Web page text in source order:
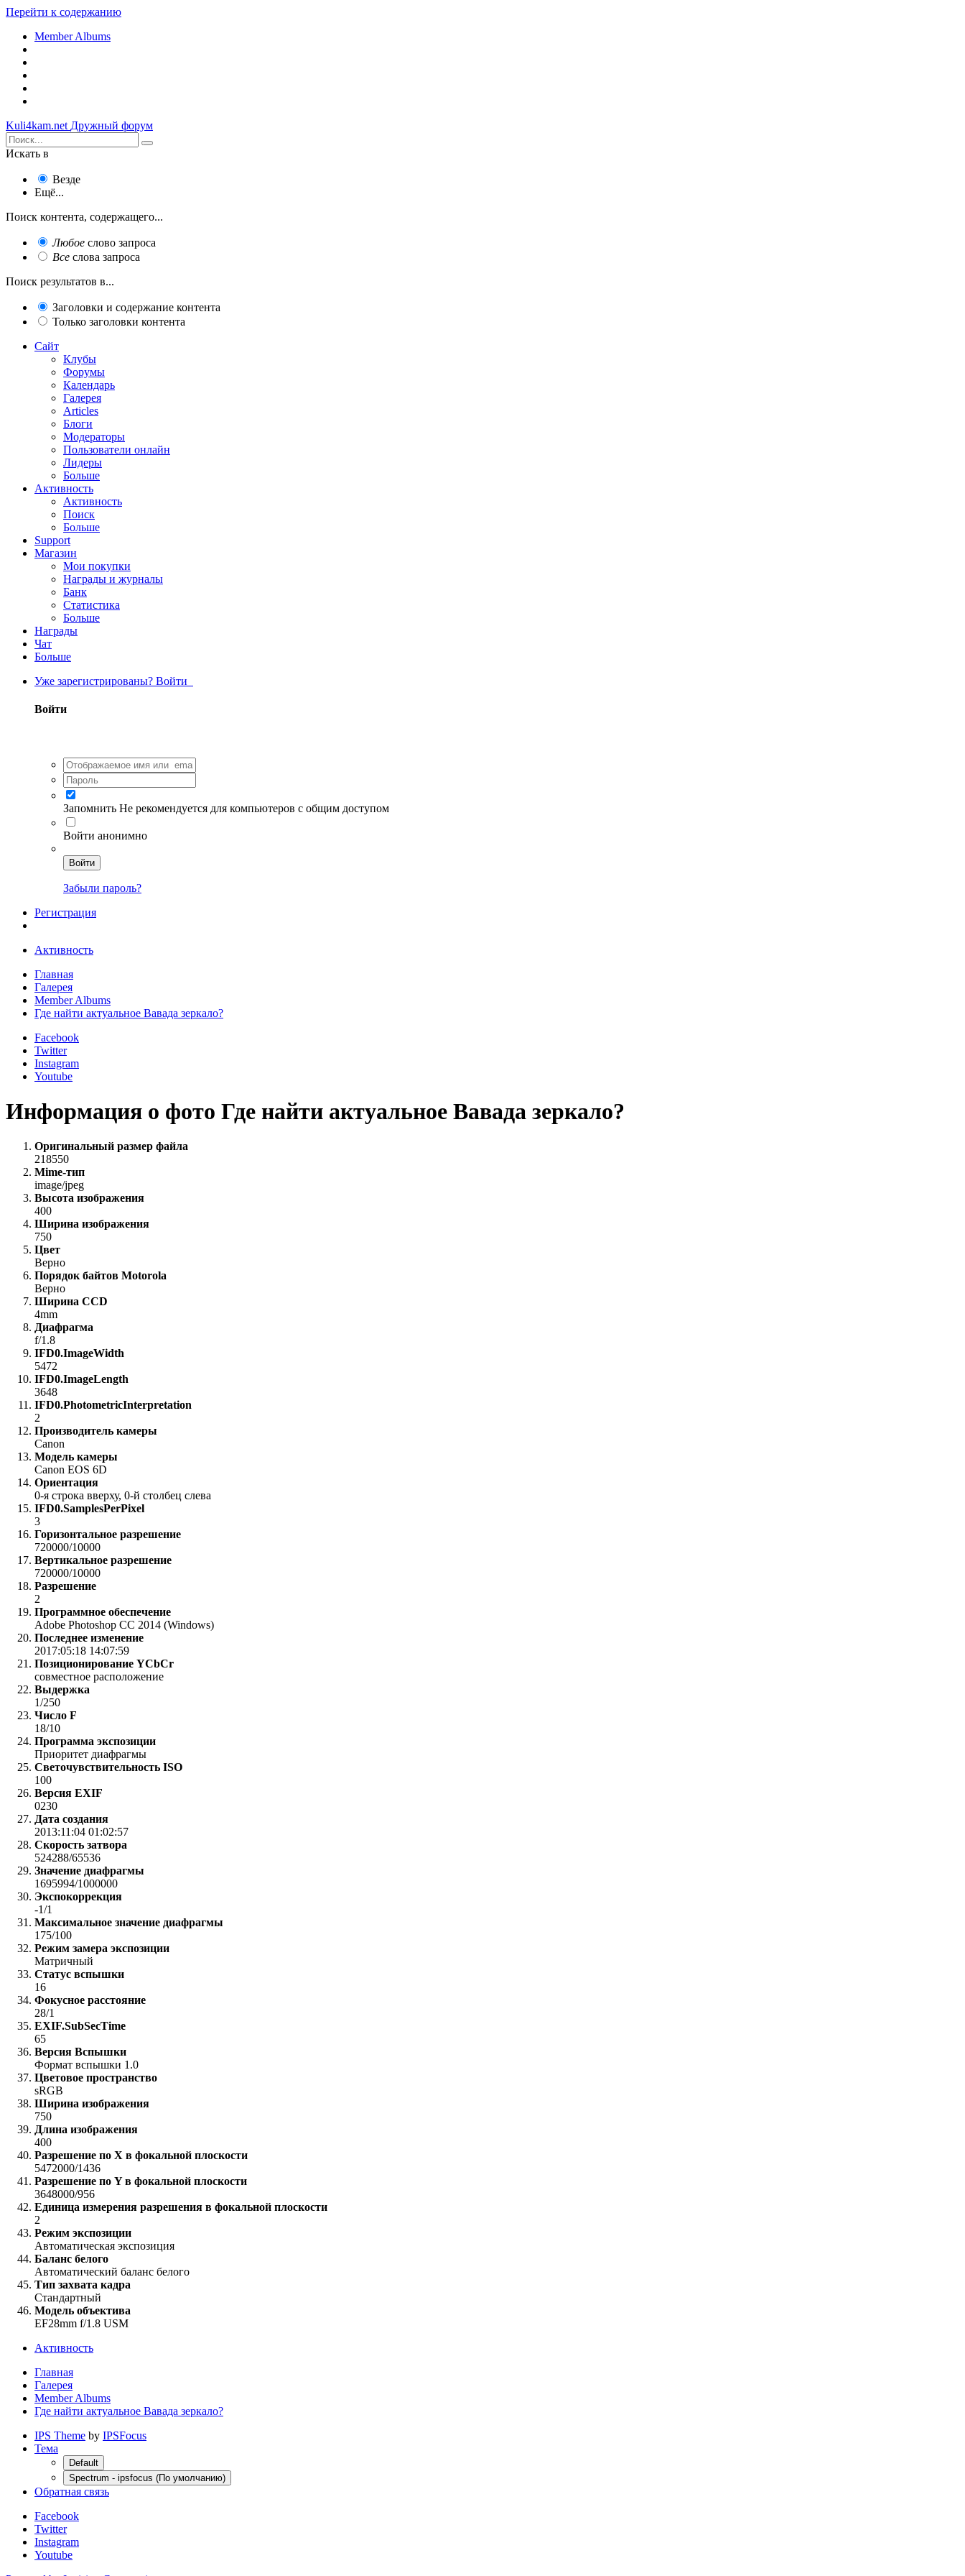
Перейти к содержанию
Member Albums
Kuli4kam.net Дружный форум
Искать в
Везде
Ещё...
Поиск контента, содержащего...
Любое слово запроса
Все слова запроса
Поиск результатов в...
Заголовки и содержание контента
Только заголовки контента
Сайт
Клубы
Форумы
Календарь
Галерея
Articles
Блоги
Модераторы
Пользователи онлайн
Лидеры
Больше
Активность
Активность
Поиск
Больше
Support
Магазин
Мои покупки
Награды и журналы
Банк
Статистика
Больше
Награды
Чат
Больше
Уже зарегистрированы? Войти
Войти
Запомнить Не рекомендуется для компьютеров с общим доступом
Войти анонимно
Войти
Забыли пароль?
Регистрация
Активность
Главная
Галерея
Member Albums
Где найти актуальное Вавада зеркало?
Facebook
Twitter
Instagram
Youtube
Информация о фото Где найти актуальное Вавада зеркало?
Оригинальный размер файла
218550
Mime-тип
image/jpeg
Высота изображения
400
Ширина изображения
750
Цвет
Верно
Порядок байтов Motorola
Верно
Ширина CCD
4mm
Диафрагма
f/1.8
IFD0.ImageWidth
5472
IFD0.ImageLength
3648
IFD0.PhotometricInterpretation
2
Производитель камеры
Canon
Модель камеры
Canon EOS 6D
Ориентация
0-я строка вверху, 0-й столбец слева
IFD0.SamplesPerPixel
3
Горизонтальное разрешение
720000/10000
Вертикальное разрешение
720000/10000
Разрешение
2
Программное обеспечение
Adobe Photoshop CC 2014 (Windows)
Последнее изменение
2017:05:18 14:07:59
Позиционирование YCbCr
совместное расположение
Выдержка
1/250
Число F
18/10
Программа экспозиции
Приоритет диафрагмы
Светочувствительность ISO
100
Версия EXIF
0230
Дата создания
2013:11:04 01:02:57
Скорость затвора
524288/65536
Значение диафрагмы
1695994/1000000
Экспокоррекция
-1/1
Максимальное значение диафрагмы
175/100
Режим замера экспозиции
Матричный
Статус вспышки
16
Фокусное расстояние
28/1
EXIF.SubSecTime
65
Версия Вспышки
Формат вспышки 1.0
Цветовое пространство
sRGB
Ширина изображения
750
Длина изображения
400
Разрешение по X в фокальной плоскости
5472000/1436
Разрешение по Y в фокальной плоскости
3648000/956
Единица измерения разрешения в фокальной плоскости
2
Режим экспозиции
Автоматическая экспозиция
Баланс белого
Автоматический баланс белого
Тип захвата кадра
Стандартный
Модель объектива
EF28mm f/1.8 USM
Активность
Главная
Галерея
Member Albums
Где найти актуальное Вавада зеркало?
IPS Theme by IPSFocus
Тема
Default
Spectrum - ipsfocus (По умолчанию)
Обратная связь
Facebook
Twitter
Instagram
Youtube